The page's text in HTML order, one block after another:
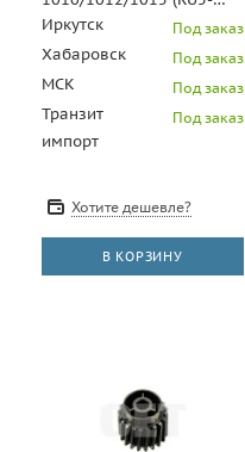
0177)
Иркутск Под заказ
Хабаровск Под заказ
МСК Под заказ
Транзит
импорт
Под заказ
Хотите дешевле?
В КОРЗИНУ